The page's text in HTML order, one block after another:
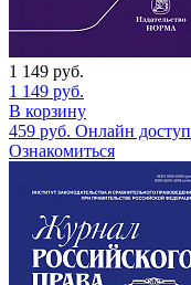
1 149 руб.
1 149 руб.
В корзину
459 руб. Онлайн доступ
Ознакомиться